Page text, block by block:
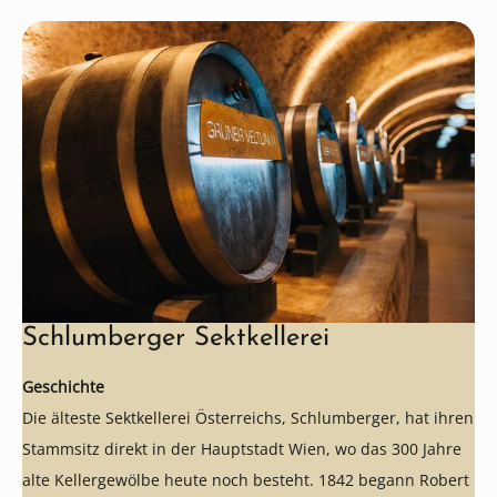
Schlumberger Sektkellerei
Geschichte
Die älteste Sektkellerei Österreichs, Schlumberger, hat ihren
Stammsitz direkt in der Hauptstadt Wien, wo das 300 Jahre
alte Kellergewölbe heute noch besteht. 1842 begann Robert